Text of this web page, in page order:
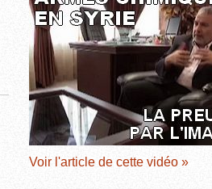
Voir l'article de cette vidéo »